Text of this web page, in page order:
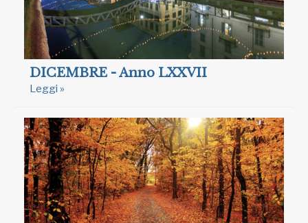
DICEMBRE - Anno LXXVII
Leggi »